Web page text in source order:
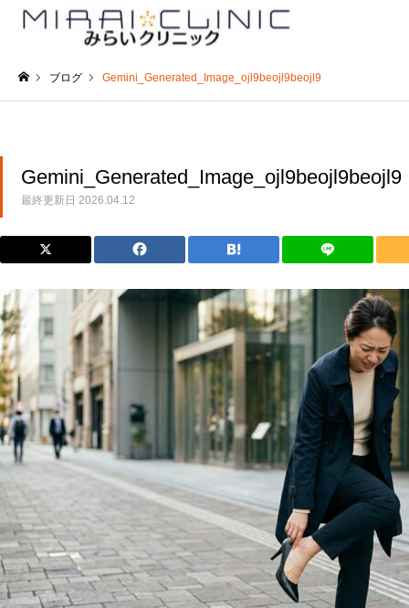
ブログ Gemini_Generated_Image_ojl9beojl9beojl9
Gemini_Generated_Image_ojl9beojl9beojl9
最終更新日 2026.04.12